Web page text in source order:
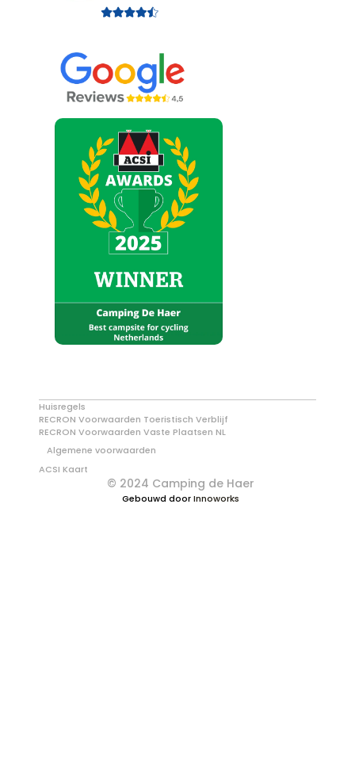
© 2024 Camping de Haer
Gebouwd door Innoworks
Huisregels
RECRON Voorwaarden Toeristisch Verblijf
RECRON Voorwaarden Vaste Plaatsen NL
Algemene voorwaarden
ACSI Kaart